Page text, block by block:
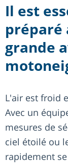
Il est
préparé
grande
L'air est froid
Avec un
mesures de
ciel étoilé ou
rapidement